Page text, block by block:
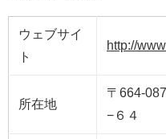
ウェブサイ
ト
http://
所在地
〒664-
−６４